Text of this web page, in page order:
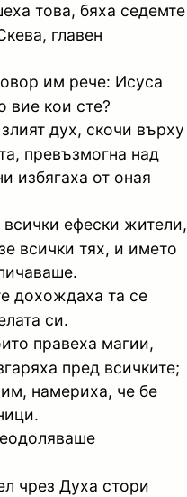
това, бяха седемте
главен
им рече: Исуса
вие кои сте?
дух, скочи върху
превъзмогна над
избягаха от оная
всички ефески жители,
всички тях, и името
дохождаха та се
си.
правеха магии,
пред всичките;
намериха, че бе
чрез Духа стори